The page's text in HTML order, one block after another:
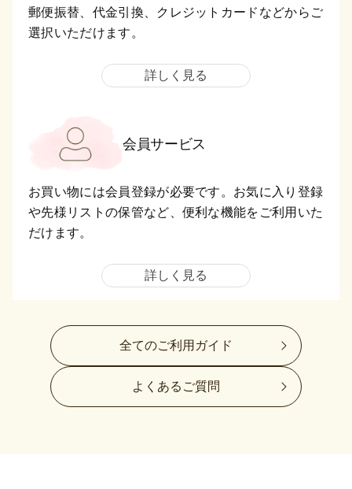
郵便振替、代金引換、クレジットカードなどからご
選択いただけます。
詳しく見る
会員サービス
お買い物には会員登録が必要です。お気に入り登録
や先様リストの保管など、便利な機能をご利用いた
だけます。
詳しく見る
全てのご利用ガイド
よくあるご質問